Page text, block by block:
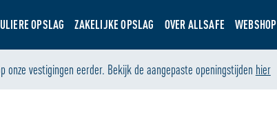
OPSLAG ZAKELIJKE OPSLAG OVER ALLSAFE WEBSHOP
onze vestigingen eerder. Bekijk de aangepaste openingstijden hier